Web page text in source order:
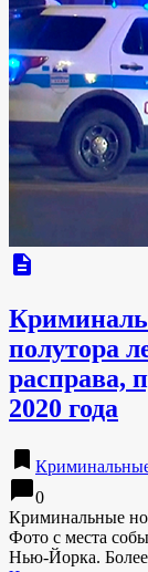
description
полутора
расправа,
2020 года
bookmark
chat_bubble0
Криминальные
Фото с места
Нью-Йорка.